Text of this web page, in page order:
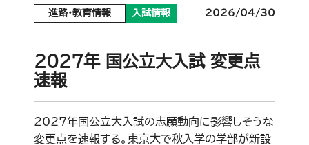
進路・教育情報 入試情報 2026/04/30
2027年 国公立大入試 変更点
速報
2027年国公立大入試の志願動向に影響しそうな
変更点を速報する。東京大で秋入学の学部が新設